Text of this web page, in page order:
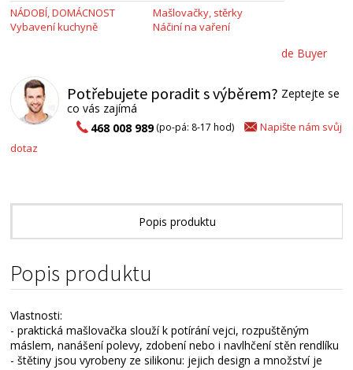
NÁDOBÍ, DOMÁCNOST
Vybavení kuchyně
Mašlovačky, stěrky
Náčiní na vaření
de Buyer
Potřebujete poradit s výběrem? Zeptejte se
co vás zajímá
468 008 989(po-pá: 8-17 hod)
Napište nám svůj
dotaz
Popis produktu
Popis produktu
Vlastnosti:
- praktická mašlovačka slouží k potírání vejci, rozpuštěným
máslem, nanášení polevy, zdobení nebo i navlhčení stěn rendlíku
- štětiny jsou vyrobeny ze silikonu: jejich design a množství je